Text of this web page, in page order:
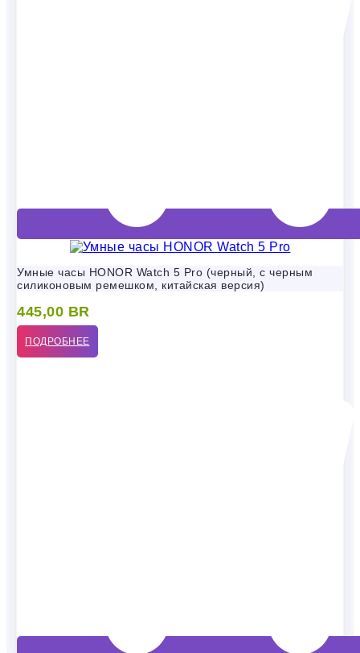
Умные часы HONOR Watch 5 Pro (черный, с черным
силиконовым ремешком, китайская версия)
445,00 BR
ПОДРОБНЕЕ